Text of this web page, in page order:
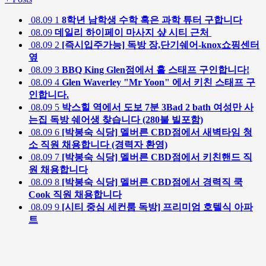
08.09 1 8학년 남학생 수학 혹은 과학 튜터 구합니다
08.09 데일리 하이페이 마사지 샾 시티 근처
08.09 2 [즉시입주가능] 독방 장,단기쉐어-knox쇼핑센터
옆
08.09 3 BBQ King Glen점에서 홀 스태프 구인합니다!
08.09 4 Glen Waverley "Mr Yoon" 에서 키친 스태프 구
인합니다.
08.09 5 박스힐 역에서 도보 7분 3Bad 2 bath 여성만 사
는집 독방 쉐어생 찾습니다 (280불 빌포함)
08.09 6 [박봉숙 식당] 멜버른 CBD점에서 새벽타임 청
소 직원 채용합니다 (경력자 환영)
08.09 7 [박봉숙 식당] 멜버른 CBD점에서 키친핸드 직
원 채용합니다
08.09 8 [박봉숙 식당] 멜버른 CBD점에서 경력직 쿡
Cook 직원 채용합니다
08.09 9 [시티 중심 세컨룸 독방] 프리미엄 호텔식 아파
트